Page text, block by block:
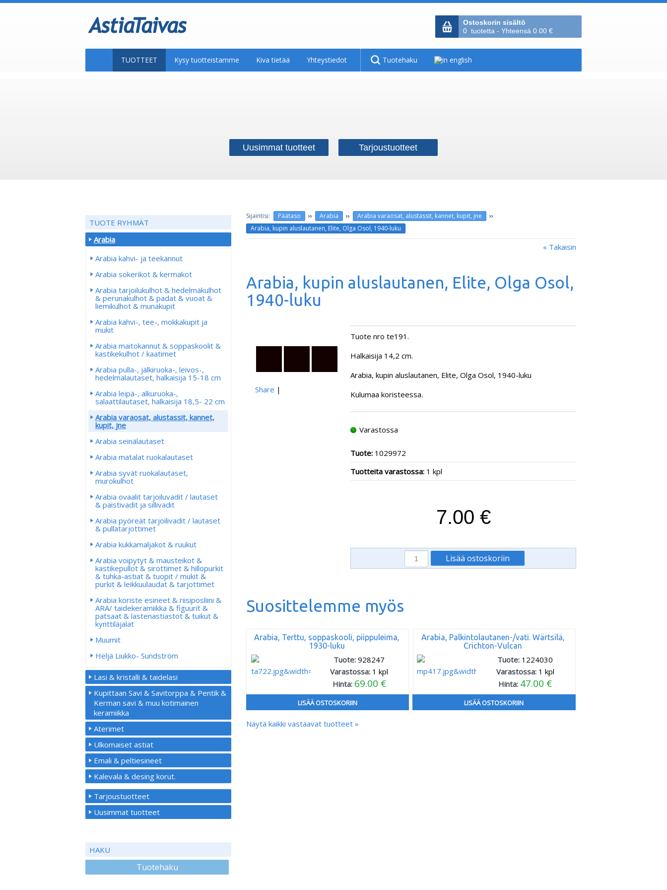
Ostoskorin sisältö
0 tuotetta - Yhteensä 0.00 €
TUOTTEET Kysy tuotteistamme Kiva tietää Yhteystiedot Tuotehaku
Uusimmat tuotteet Tarjoustuotteet
Päätaso ›› Arabia ›› Arabia varaosat, alustassit, kannet, kupit, jne ››
Arabia, kupin aluslautanen, Elite, Olga Osol, 1940-luku
« Takaisin
Arabia, kupin aluslautanen, Elite, Olga Osol,
1940-luku
Share |
Tuote nro te191.
Halkaisija 14,2 cm.
Arabia, kupin aluslautanen, Elite, Olga Osol, 1940-luku
Kulumaa koristeessa.
Varastossa
Tuote: 1029972
Tuotteita varastossa: 1 kpl
7.00 €
Suosittelemme myös
Arabia, Terttu, soppaskooli, piippuleima,
1930-luku
Tuote:928247
Varastossa: 1 kpl
Hinta: 69.00 €
LISÄÄ OSTOSKORIIN
Arabia, Palkintolautanen-/vati. Wärtsilä,
Crichton-Vulcan
Tuote: 1224030
Varastossa: 1 kpl
Hinta: 47.00 €
LISÄÄ OSTOSKORIIN
Näytä kaikki vastaavat tuotteet »
TUOTE RYHMÄT
Arabia
Arabia kahvi- ja teekannut
Arabia sokerikot & kermakot
Arabia tarjoilukulhot & hedelmäkulhot
& perunakulhot & padat & vuoat &
liemikulhot & munakupit
Arabia kahvi-, tee-, mokkakupit ja
mukit
Arabia maitokannut & soppaskoolit &
kastikekulhot / kaatimet
Arabia pulla-, jälkiruoka-, leivos-,
hedelmälautaset, halkaisija 15-18 cm
Arabia leipä-, alkuruoka-,
salaattilautaset, halkaisija 18,5- 22 cm
Arabia varaosat, alustassit, kannet,
kupit, jne
Arabia seinälautaset
Arabia matalat ruokalautaset
Arabia syvät ruokalautaset,
murokulhot
Arabia ovaalit tarjoiluvadit / lautaset
& paistivadit ja sillivadit
Arabia pyöreät tarjoilivadit / lautaset
& pullatarjottimet
Arabia kukkamaljakot & ruukut
Arabia voipytyt & mausteikot &
kastikepullot & sirottimet & hillopurkit
& tuhka-astiat & tuopit / mukit &
purkit & leikkuulaudat & tarjottimet
Arabia koriste esineet & riisiposliini &
ARA/ taidekeramiikka & figuurit &
patsaat & lastenastiastot & tuikut &
kynttiläjalat
Muumit
Heljä Liukko- Sundström
Lasi & kristalli & taidelasi
Kupittaan Savi & Savitorppa & Pentik &
Kerman savi & muu kotimainen
keramiikka
Aterimet
Ulkomaiset astiat
Emali & peltiesineet
Kalevala & desing korut.
Tarjoustuotteet
Uusimmat tuotteet
HAKU
Tuotehaku